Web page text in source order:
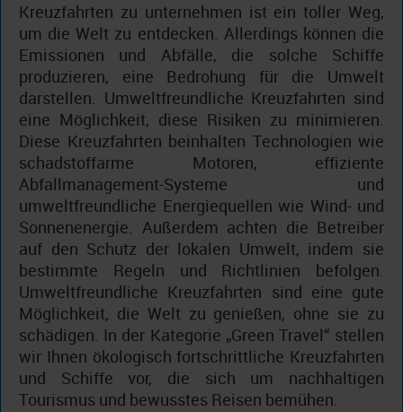
Kreuzfahrten zu unternehmen ist ein toller Weg,
um die Welt zu entdecken. Allerdings können die
Emissionen und Abfälle, die solche Schiffe
produzieren, eine Bedrohung für die Umwelt
darstellen. Umweltfreundliche Kreuzfahrten sind
eine Möglichkeit, diese Risiken zu minimieren.
Diese Kreuzfahrten beinhalten Technologien wie
schadstoffarme Motoren, effiziente
Abfallmanagement-Systeme und
umweltfreundliche Energiequellen wie Wind- und
Sonnenenergie. Außerdem achten die Betreiber
auf den Schutz der lokalen Umwelt, indem sie
bestimmte Regeln und Richtlinien befolgen.
Umweltfreundliche Kreuzfahrten sind eine gute
Möglichkeit, die Welt zu genießen, ohne sie zu
schädigen. In der Kategorie „Green Travel“ stellen
wir Ihnen ökologisch fortschrittliche Kreuzfahrten
und Schiffe vor, die sich um nachhaltigen
Tourismus und bewusstes Reisen bemühen.